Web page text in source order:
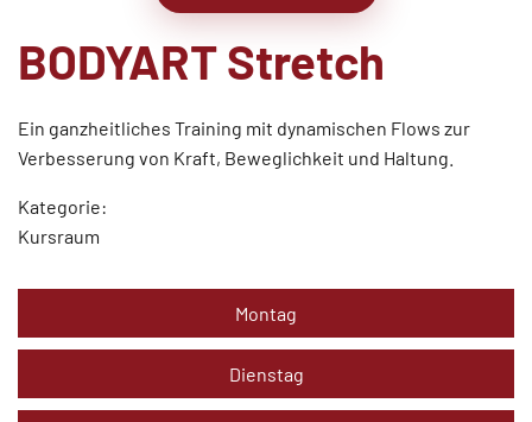
BODYART Stretch
Ein ganzheitliches Training mit dynamischen Flows zur
Verbesserung von Kraft, Beweglichkeit und Haltung.
Kategorie:
Kursraum
Montag
Dienstag